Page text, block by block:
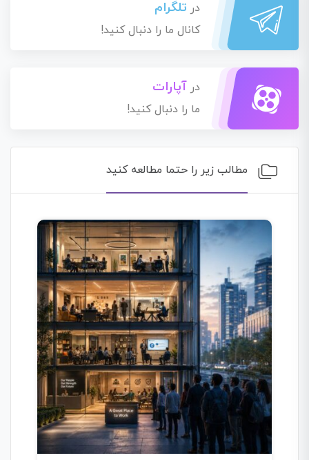
در تلگرام
کانال ما را دنبال کنید!
در آپارات
ما را دنبال کنید!
مطالب زیر را حتما مطالعه کنید